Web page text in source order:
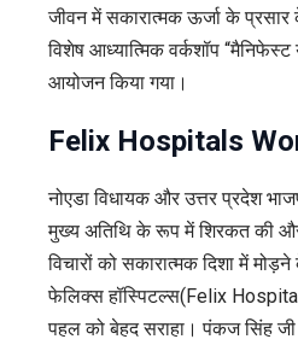
जीवन में सकारात्मक ऊर्जा के प्रसार
विशेष आध्यात्मिक वर्कशॉप
आयोजन किया गया।
Felix Hospitals
नोएडा विधायक और उत्तर प्रदेश
मुख्य अतिथि के रूप में शिरकत की और
विचारों को सकारात्मक दिशा में
फेलिक्स हॉस्पिटल्स(Felix
पहल को बेहद सराहा। पंकज सिंह